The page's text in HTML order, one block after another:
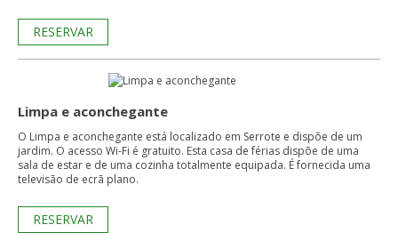
RESERVAR
Limpa e aconchegante
O Limpa e aconchegante está localizado em Serrote e dispõe de um
jardim. O acesso Wi-Fi é gratuito. Esta casa de férias dispõe de uma
sala de estar e de uma cozinha totalmente equipada. É fornecida uma
televisão de ecrã plano.
RESERVAR